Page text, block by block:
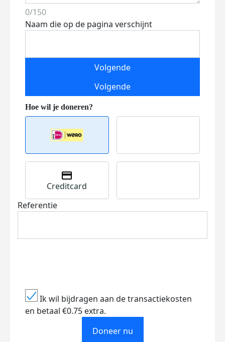
0/150
Naam die op de pagina verschijnt
Volgende
Volgende
Creditcard
Referentie
Ik wil bijdragen aan de transactiekosten
en betaal €0.75 extra.
Doneer nu